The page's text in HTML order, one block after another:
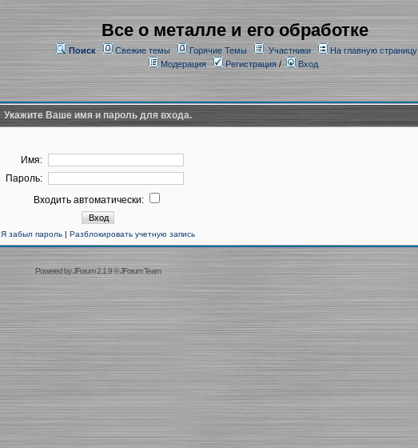
Все о металле и его обработке
Поиск Свежие темы Горячие Темы Участники
На главную страницу
Модерация
Регистрация/ Вход
Укажите Ваше имя и пароль для входа.
Имя:
Пароль:
Входить автоматически:
Я забыл пароль| Разблокировать учетную запись
Powered byJForum 2.1.9©JForum Team